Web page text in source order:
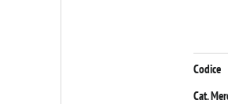
Codice
Cat.